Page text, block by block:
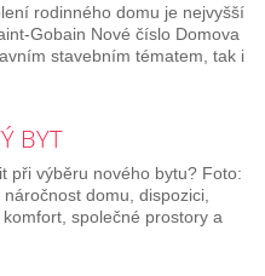
rodinného domu je nejvyšší
Gobain Nové číslo Domova
stavebním tématem, tak i
BYT
při výběru nového bytu? Foto:
domu, dispozici,
společné prostory a